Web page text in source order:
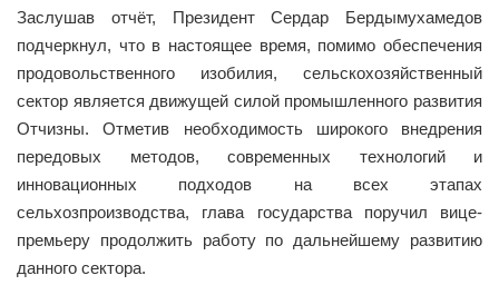
Заслушав отчёт, Президент Сердар Бердымухамедов
подчеркнул, что в настоящее время, помимо обеспечения
продовольственного изобилия, сельскохозяйственный
сектор является движущей силой промышленного развития
Отчизны. Отметив необходимость широкого внедрения
передовых методов, современных технологий и
инновационных подходов на всех этапах
сельхозпроизводства, глава государства поручил вице-
премьеру продолжить работу по дальнейшему развитию
данного сектора.